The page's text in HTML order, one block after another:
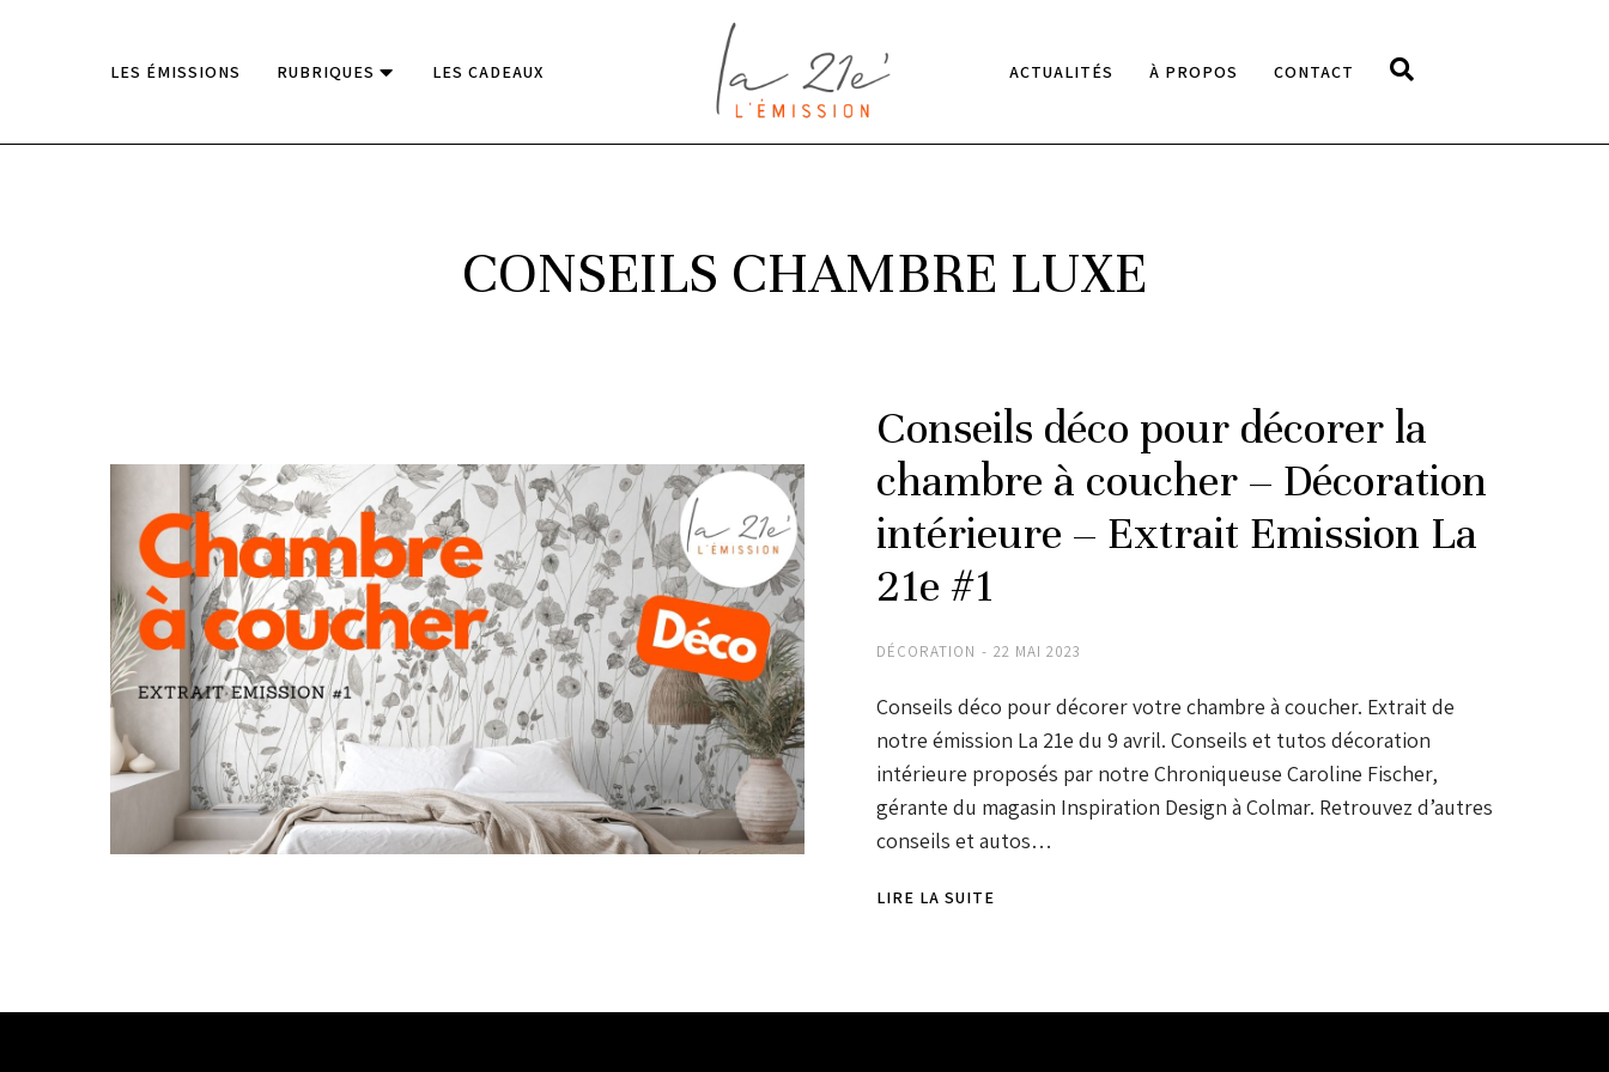
LES ÉMISSIONS RUBRIQUES LES CADEAUX ACTUALITÉS À PROPOS CONTACT
CONSEILS CHAMBRE LUXE
Conseils déco pour décorer la
chambre à coucher – Décoration
intérieure – Extrait Emission La
21e #1
DÉCORATION 22 MAI 2023
Conseils déco pour décorer votre chambre à coucher. Extrait de
notre émission La 21e du 9 avril. Conseils et tutos décoration
intérieure proposés par notre Chroniqueuse Caroline Fischer,
gérante du magasin Inspiration Design à Colmar. Retrouvez d’autres
conseils et autos…
LIRE LA SUITE